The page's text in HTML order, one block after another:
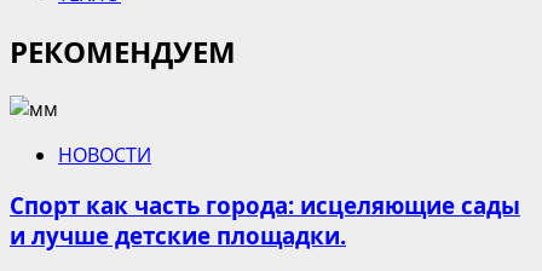
РЕКОМЕНДУЕМ
НОВОСТИ
Спорт как часть города: исцеляющие сады
и лучше детские площадки.